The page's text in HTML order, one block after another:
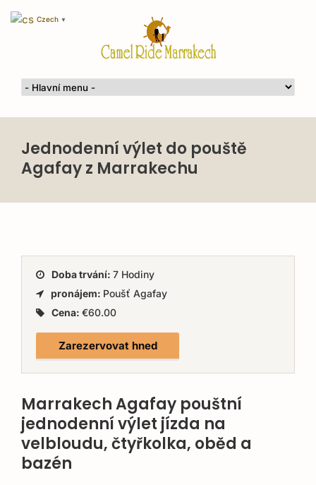
Jednodenní výlet do pouště
Agafay z Marrakechu
Doba trvání: 7 Hodiny
pronájem: Poušť Agafay
Cena: €60.00
Zarezervovat hned
Marrakech Agafay pouštní
jednodenní výlet jízda na
velbloudu, čtyřkolka, oběd a
bazén
Czech ▼